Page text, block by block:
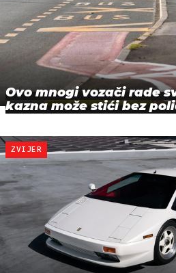
Ovo mnogi vozači rade
kazna može stići bez
ZVIJER